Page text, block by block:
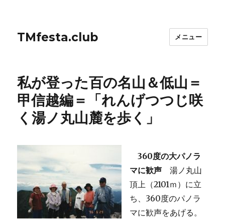
TMfesta.club メニュー
私が登った百の名山＆低山＝
甲信越編＝「れんげつつじ咲
く湯ノ丸山麓を歩く」
360度の大パノラ
マに歓声 湯ノ丸山
頂上（2101ｍ）に立
ち、360度のパノラ
マに歓声をあげる。